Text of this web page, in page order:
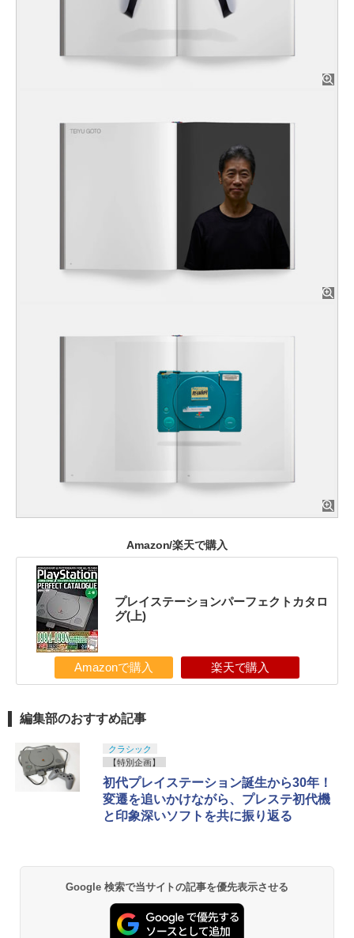
Amazon/楽天で購入
プレイステーションパーフェクトカタロ
グ(上)
Amazonで購入 楽天で購入
編集部のおすすめ記事
クラシック
【特別企画】
初代プレイステーション誕生から30年！
変遷を追いかけながら、プレステ初代機
と印象深いソフトを共に振り返る
Google 検索で当サイトの記事を優先表示させる